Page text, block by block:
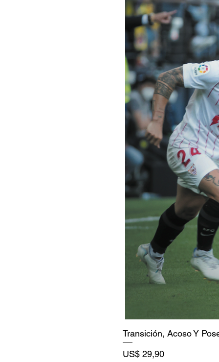
Transición, Acoso Y
Precio
US$ 29,90